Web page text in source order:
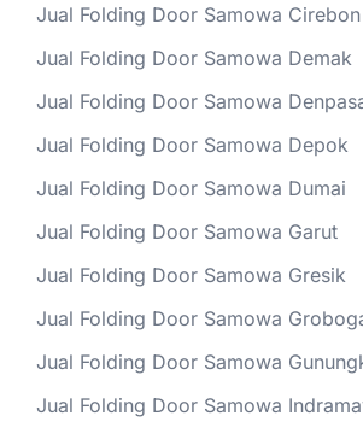
Jual Folding Door Samowa Cirebon
Jual Folding Door Samowa Demak
Jual Folding Door Samowa
Jual Folding Door Samowa Depok
Jual Folding Door Samowa Dumai
Jual Folding Door Samowa Garut
Jual Folding Door Samowa Gresik
Jual Folding Door Samowa
Jual Folding Door Samowa
Jual Folding Door Samowa